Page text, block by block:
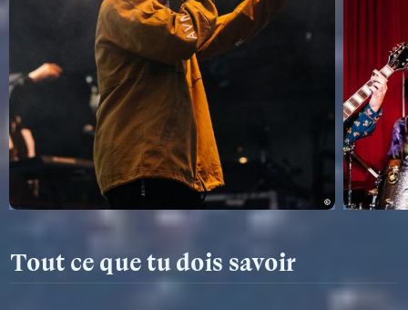
Tout ce que tu dois savoir